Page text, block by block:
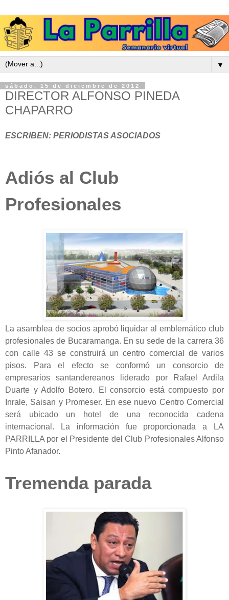
▼
sábado, 15 de diciembre de 2012
DIRECTOR ALFONSO PINEDA
CHAPARRO
ESCRIBEN: PERIODISTAS ASOCIADOS
Adiós al Club
Profesionales
La asamblea de socios aprobó liquidar al emblemático club
profesionales de Bucaramanga. En su sede de la carrera 36
con calle 43 se construirá un centro comercial de varios
pisos. Para el efecto se conformó un consorcio de
empresarios santandereanos liderado por Rafael Ardila
Duarte y Adolfo Botero. El consorcio está compuesto por
Inrale, Saisan y Promeser. En ese nuevo Centro Comercial
será ubicado un hotel de una reconocida cadena
internacional. La información fue proporcionada a LA
PARRILLA por el Presidente del Club Profesionales Alfonso
Pinto Afanador.
Tremenda parada